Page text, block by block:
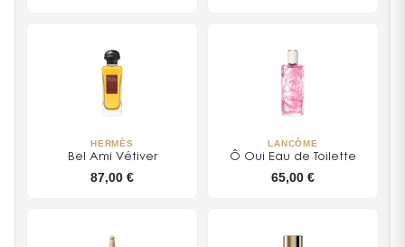
HERMÈS
Bel Ami Vétiver
87,00 €
LANCÔME
Ô Oui Eau de Toilette
65,00 €